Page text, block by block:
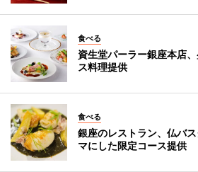
食べる
資生堂パーラー銀座本店
ス料理提供
食べる
銀座のレストラン、仏バ
マにした限定コース提供